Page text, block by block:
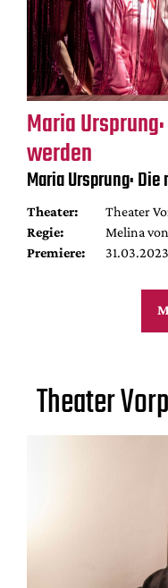
Maria
werden
Maria Ursprung:
Theater:
Theater
Regie:
Melina
Premiere:
Theater